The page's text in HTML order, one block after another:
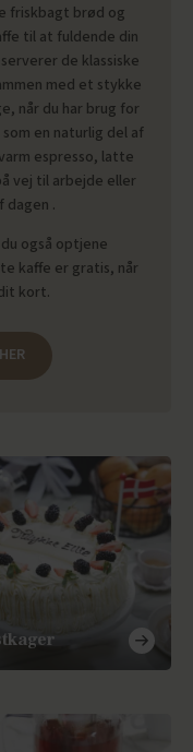
friskbagt brød og
til at fuldende din
de klassiske
med et stykke
når du har brug for
en naturlig del af
espresso, latte
vej til arbejde eller
dagen .
også optjene
kaffe er gratis, når
kort.